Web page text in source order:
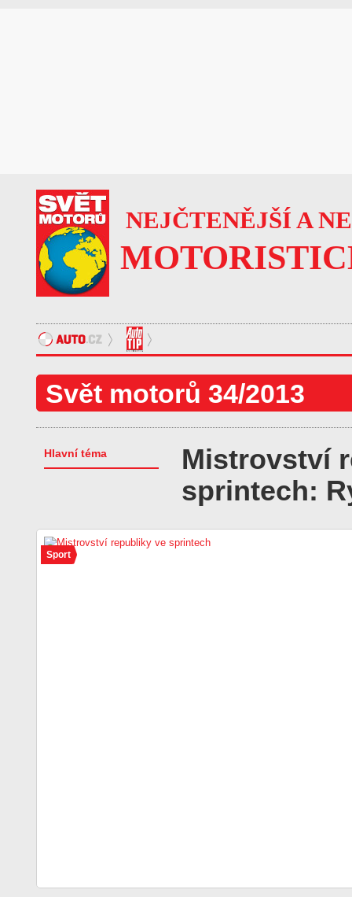
NEJČTENĚJŠÍ A
Svět motorů 34/2013
Mistrovství
sprintech:
Hlavní téma
Sport